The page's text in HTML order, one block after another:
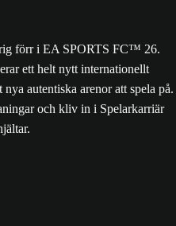
förr i EA SPORTS FC™ 26.
ett helt nytt internationellt
autentiska arenor att spela på.
och kliv in i Spelarkarriär